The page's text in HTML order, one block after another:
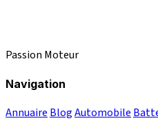
Passion Moteur
Navigation
Annuaire BlogAutomobile